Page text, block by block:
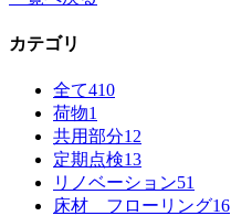
カテゴリ
全て410
荷物1
共用部分12
定期点検13
リノベーション51
床材 フローリング16